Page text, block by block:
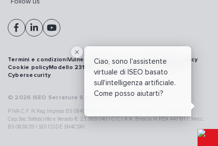
Ciao, sono l'assistente
virtuale di ISEO basato
sull'intelligenza artificiale.
Come posso aiutarti?
© 2026 ISEO Serrature S.p.A. All right reserved
P.IVA C.F. N.Reg.Imprese BS 08499190018 | Cap.Soc.Deliberato € 24.340.965 |
Cap.Soc.Sottoscritto e Versato € 23.969.040 | C.C.I.A.A. Brescia N.REA 447181 |. Mecc.
BS 083839 | SDI CODE SN4CSRI
Termini e condizioniVulnerability disclosure policyPrivacy policy
Cookie policyModello 231WhistleblowingRichiamo prodotti
Cybersecurity